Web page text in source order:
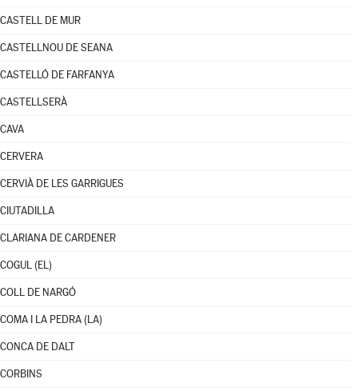
CASTELL DE MUR
CASTELLNOU DE SEANA
CASTELLÓ DE FARFANYA
CASTELLSERÀ
CAVA
CERVERA
CERVIÀ DE LES GARRIGUES
CIUTADILLA
CLARIANA DE CARDENER
COGUL (EL)
COLL DE NARGÓ
COMA I LA PEDRA (LA)
CONCA DE DALT
CORBINS